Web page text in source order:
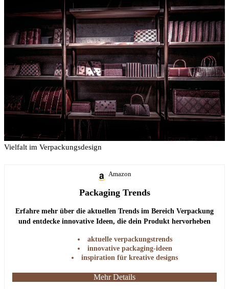
Vielfalt im Verpackungsdesign
Amazon
Packaging Trends
Erfahre mehr über die aktuellen Trends im Bereich Verpackung
und entdecke innovative Ideen, die dein Produkt hervorheben
aktuelle verpackungstrends
innovative packaging-ideen
inspiration für kreative designs
Mehr Details